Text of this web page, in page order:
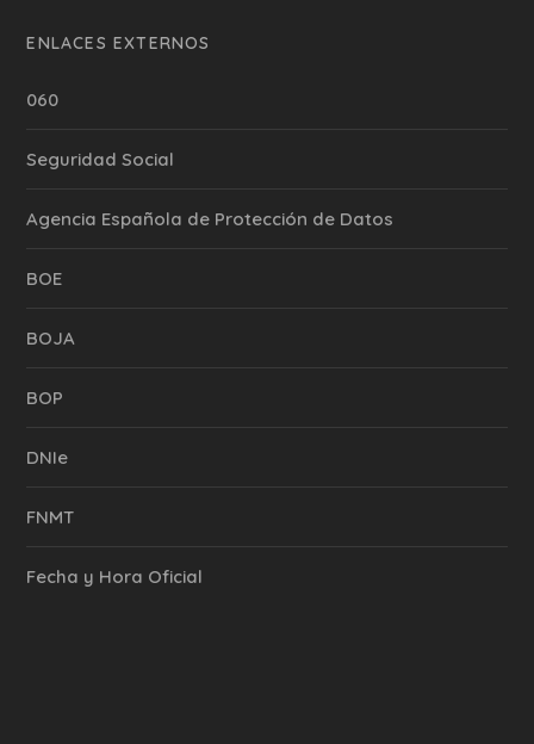
ENLACES EXTERNOS
060
Seguridad Social
Agencia Española de Protección de Datos
BOE
BOJA
BOP
DNIe
FNMT
Fecha y Hora Oficial